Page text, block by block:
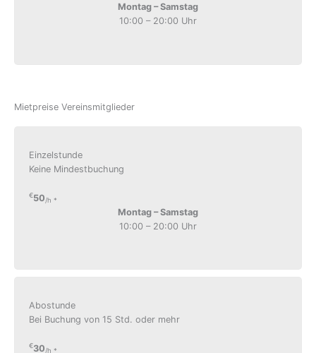
Montag – Samstag
10:00 – 20:00 Uhr
Mietpreise Vereinsmitglieder
Einzelstunde
Keine Mindestbuchung
€50/h *
Montag – Samstag
10:00 – 20:00 Uhr
Abostunde
Bei Buchung von 15 Std. oder mehr
€30/h *